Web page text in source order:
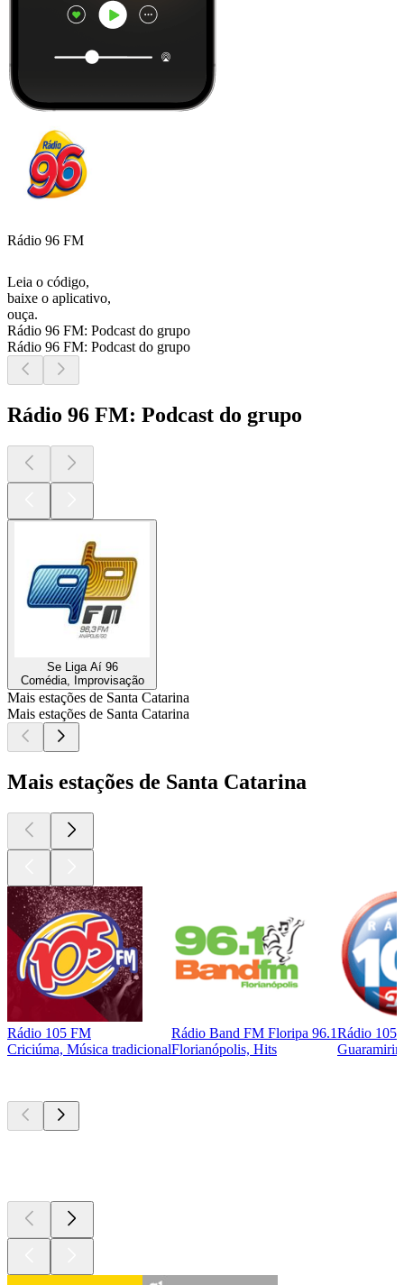
Rádio 96 FM
Leia o código,
baixe o aplicativo,
ouça.
Rádio 96 FM: Podcast do grupo
Rádio 96 FM: Podcast do grupo
Rádio 96 FM: Podcast do grupo
Se Liga Aí 96
Comédia, Improvisação
Mais estações de Santa Catarina
Mais estações de Santa Catarina
Mais estações de Santa Catarina
Rádio 105 FM
Criciúma, Música tradicional
Rádio Band FM Floripa 96.1
Florianópolis, Hits
Rádio 105